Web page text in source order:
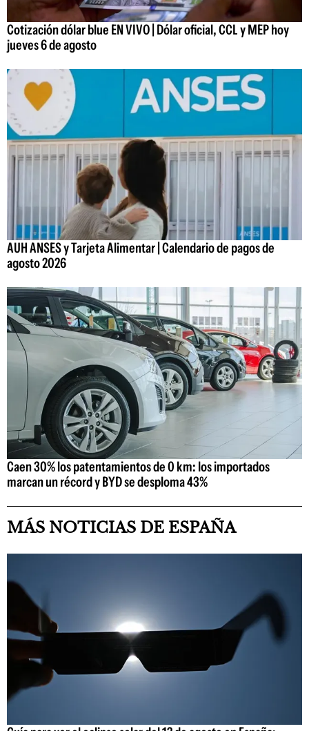
Cotización dólar blue EN VIVO | Dólar oficial, CCL y MEP hoy
jueves 6 de agosto
AUH ANSES y Tarjeta Alimentar | Calendario de pagos de
agosto 2026
Caen 30% los patentamientos de 0 km: los importados
marcan un récord y BYD se desploma 43%
MÁS NOTICIAS DE ESPAÑA